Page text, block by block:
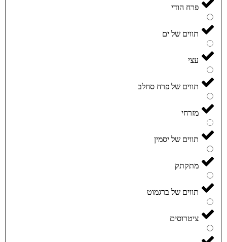
פרח הודי
תווים של ים
עצי
תווים של פרח סחלב
מזרחי
תווים של יסמין
מתקתק
תווים של ברגמוט
ציטרוסים